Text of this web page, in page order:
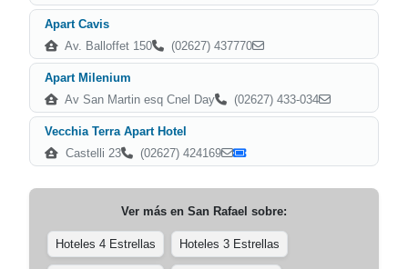
Apart Cavis
Av. Balloffet 150
(02627) 437770
Apart Milenium
Av San Martin esq Cnel Day
(02627) 433-034
Vecchia Terra Apart Hotel
Castelli 23
(02627) 424169
Ver más en San Rafael sobre:
Hoteles 4 Estrellas Hoteles 3 Estrellas